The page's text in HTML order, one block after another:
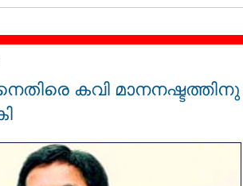
കവി മാനനഷ്ടത്തിനു